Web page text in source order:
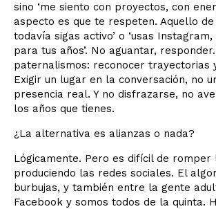
sino ‘me siento con proyectos, con
aspecto es que te respeten. Aquello de
todavía sigas activo’ o ‘usas
para tus años’. No aguantar,
paternalismos: reconocer trayectorias
Exigir un lugar en la conversación, no
presencia real. Y no disfrazarse, no
los años que tienes.
¿La alternativa es alianzas o nada?
Lógicamente. Pero es difícil de romper
produciendo las redes sociales. El
burbujas, y también entre la gente
Facebook y somos todos de la quinta.